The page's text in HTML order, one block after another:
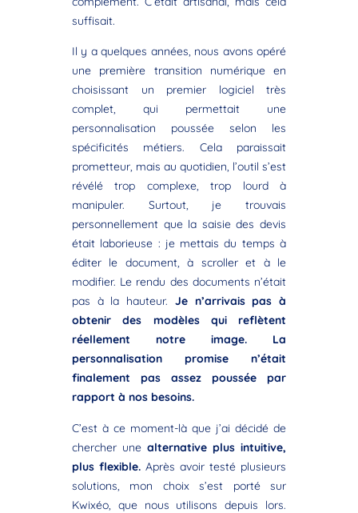
suffisait.
Il y a quelques années, nous avons opéré
une première transition numérique en
choisissant un premier logiciel très
complet, qui permettait une
personnalisation poussée selon les
spécificités métiers. Cela paraissait
prometteur, mais au quotidien, l’outil s’est
révélé trop complexe, trop lourd à
manipuler. Surtout, je trouvais
personnellement que la saisie des devis
était laborieuse : je mettais du temps à
éditer le document, à scroller et à le
modifier. Le rendu des documents n’était
pas à la hauteur. Je n’arrivais pas à
obtenir des modèles qui reflètent
réellement notre image. La
personnalisation promise n’était
finalement pas assez poussée par
rapport à nos besoins.
C’est à ce moment-là que j’ai décidé de
chercher une alternative plus intuitive,
plus flexible. Après avoir testé plusieurs
solutions, mon choix s’est porté sur
Kwixéo, que nous utilisons depuis lors.